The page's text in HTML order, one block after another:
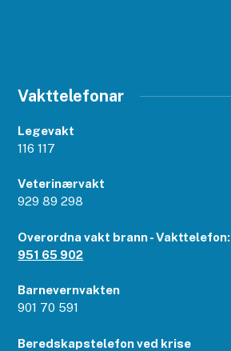
Vakttelefonar
Legevakt
116 117
Veterinærvakt
929 89 298
Overordna vakt brann - Vakttelefon:
951 65 902
Barnevernvakten
901 70 591
Beredskapstelefon ved krise